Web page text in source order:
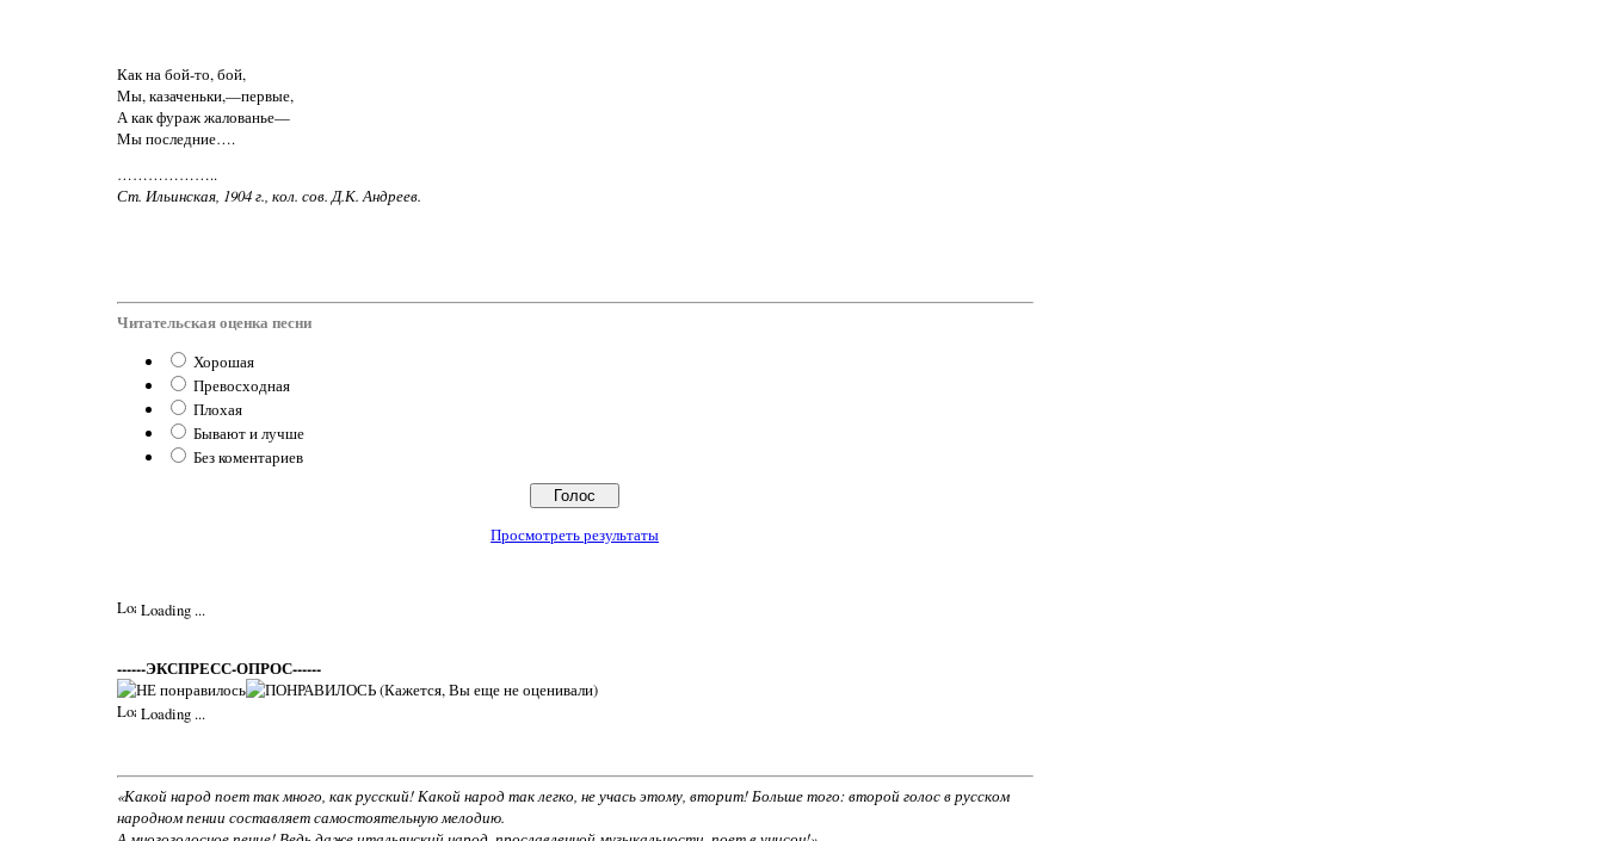
Как на бой-то, бой,
Мы, казаченьки,—первые,
А как фураж жалованье—
Мы последние….
………………..
Ст. Ильинская, 1904 г., кол. сов. Д.К. Андреев.
Читательская оценка песни
Хорошая
Превосходная
Плохая
Бывают и лучше
Без коментариев
Просмотреть результаты
Loading ...
------ЭКСПРЕСС-ОПРОС------
(Кажется, Вы еще не оценивали)
Loading ...
«Какой народ поет так много, как русский! Какой народ так легко, не учась этому, вторит! Больше того: второй голос в русском
народном пении составляет самостоятельную мелодию.